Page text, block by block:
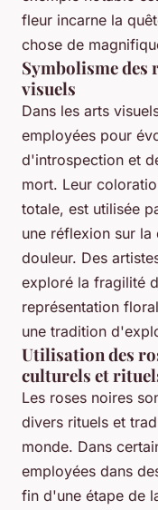
fleur incarne la
chose de
Symbolisme des
visuels
Dans les arts
employées pour
d'introspection et
mort. Leur
totale, est utilisée
une réflexion sur la
douleur. Des
exploré la fragilité
représentation
une tradition
Utilisation des
culturels et
Les roses noires
divers rituels et
monde. Dans
employées dans
fin d'une étape de